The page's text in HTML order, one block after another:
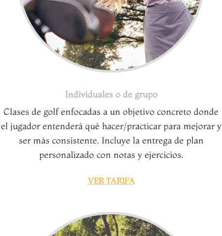
Individuales o de grupo
Clases de golf enfocadas a un objetivo concreto donde
el jugador entenderá qué hacer/practicar para mejorar y
ser más consistente. Incluye la entrega de plan
personalizado con notas y ejercicios.
VER TARIFA